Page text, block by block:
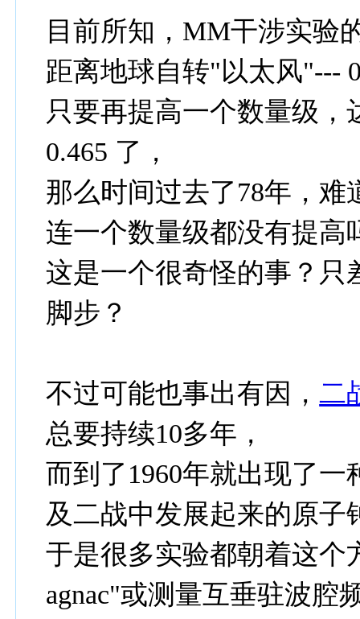
目前所知，MM干涉实验
距离地球自转"以太风"---
只要再提高一个数量级，
0.465 了，
那么时间过去了78年，
连一个数量级都没有提高
这是一个很奇怪的事？只
脚步？
不过可能也事出有因，二
总要持续10多年，
而到了1960年就出现了
及二战中发展起来的原子
于是很多实验都朝着这个
agnac"或测量互垂驻波腔